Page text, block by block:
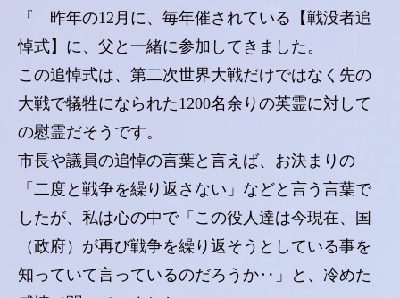
『 昨年の12月に、毎年催されている【戦没者追
悼式】に、父と一緒に参加してきました。
この追悼式は、第二次世界大戦だけではなく先の
大戦で犠牲になられた1200名余りの英霊に対して
の慰霊だそうです。
市長や議員の追悼の言葉と言えば、お決まりの
「二度と戦争を繰り返さない」などと言う言葉で
したが、私は心の中で「この役人達は今現在、国
（政府）が再び戦争を繰り返そうとしている事を
知っていて言っているのだろうか‥」と、冷めた